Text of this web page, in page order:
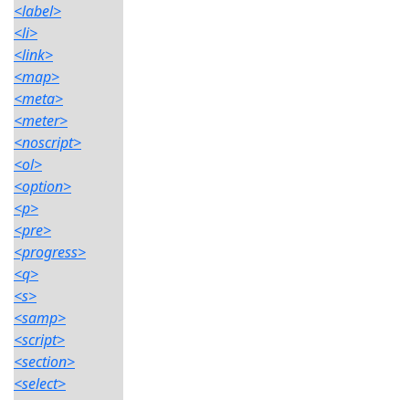
<label>
<li>
<link>
<map>
<meta>
<meter>
<noscript>
<ol>
<option>
<p>
<pre>
<progress>
<q>
<s>
<samp>
<script>
<section>
<select>